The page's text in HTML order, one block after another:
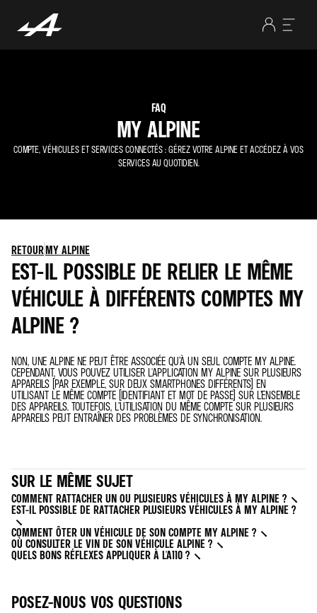
FAQ
MY ALPINE
COMPTE, VÉHICULES ET SERVICES CONNECTÉS : GÉREZ VOTRE ALPINE ET ACCÉDEZ À VOS
SERVICES AU QUOTIDIEN.
RETOURMY ALPINE
EST-IL POSSIBLE DE RELIER LE MÊME
VÉHICULE À DIFFÉRENTS COMPTES MY
ALPINE ?
NON, UNE ALPINE NE PEUT ÊTRE ASSOCIÉE QU’À UN SEUL COMPTE MY ALPINE.
CEPENDANT, VOUS POUVEZ UTILISER L'APPLICATION MY ALPINE SUR PLUSIEURS
APPAREILS (PAR EXEMPLE, SUR DEUX SMARTPHONES DIFFÉRENTS) EN
UTILISANT LE MÊME COMPTE (IDENTIFIANT ET MOT DE PASSE) SUR L’ENSEMBLE
DES APPAREILS. TOUTEFOIS, L’UTILISATION DU MÊME COMPTE SUR PLUSIEURS
APPAREILS PEUT ENTRAÎNER DES PROBLÈMES DE SYNCHRONISATION.
SUR LE MÊME SUJET
COMMENT RATTACHER UN OU PLUSIEURS VÉHICULES À MY ALPINE ?
EST-IL POSSIBLE DE RATTACHER PLUSIEURS VÉHICULES À MY ALPINE ?
COMMENT ÔTER UN VÉHICULE DE SON COMPTE MY ALPINE ?
OÙ CONSULTER LE VIN DE SON VÉHICULE ALPINE ?
QUELS BONS RÉFLEXES APPLIQUER À L'A110 ?
POSEZ-NOUS VOS QUESTIONS